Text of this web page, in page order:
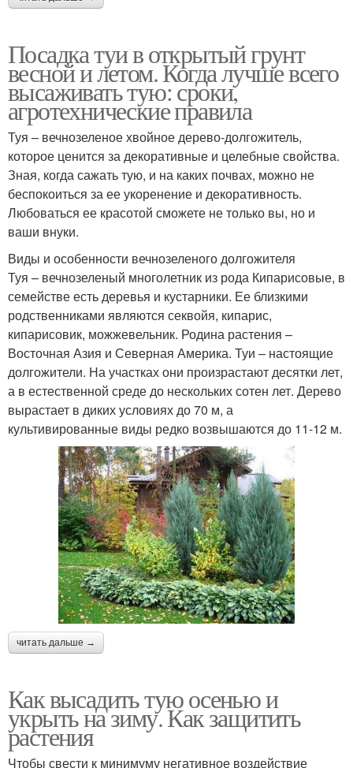
Посадка туи в открытый грунт
весной и летом. Когда лучше всего
высаживать тую: сроки,
агротехнические правила
Туя – вечнозеленое хвойное дерево-долгожитель,
которое ценится за декоративные и целебные свойства.
Зная, когда сажать тую, и на каких почвах, можно не
беспокоиться за ее укоренение и декоративность.
Любоваться ее красотой сможете не только вы, но и
ваши внуки.
Виды и особенности вечнозеленого долгожителя
Туя – вечнозеленый многолетник из рода Кипарисовые, в
семействе есть деревья и кустарники. Ее близкими
родственниками являются секвойя, кипарис,
кипарисовик, можжевельник. Родина растения –
Восточная Азия и Северная Америка. Туи – настоящие
долгожители. На участках они произрастают десятки лет,
а в естественной среде до нескольких сотен лет. Дерево
вырастает в диких условиях до 70 м, а
культивированные виды редко возвышаются до 11-12 м.
читать дальше →
Как высадить тую осенью и
укрыть на зиму. Как защитить
растения
Чтобы свести к минимуму негативное воздействие